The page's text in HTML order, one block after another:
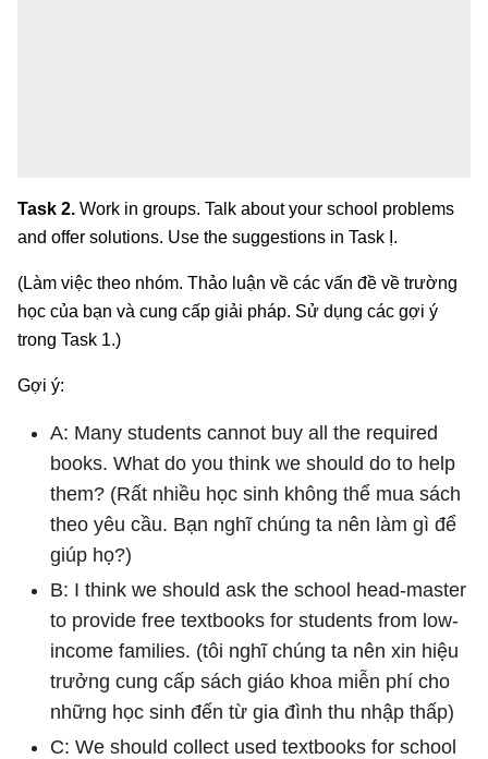
Task 2. Work in groups. Talk about your school problems
and offer solutions. Use the suggestions in Task Ị.
(Làm việc theo nhóm. Thảo luận về các vấn đề về trường
học của bạn và cung cấp giải pháp. Sử dụng các gợi ý
trong Task 1.)
Gợi ý:
A: Many students cannot buy all the required
books. What do you think we should do to help
them? (Rất nhiều học sinh không thể mua sách
theo yêu cầu. Bạn nghĩ chúng ta nên làm gì để
giúp họ?)
B: I think we should ask the school head-master
to provide free textbooks for students from low-
income families. (tôi nghĩ chúng ta nên xin hiệu
trưởng cung cấp sách giáo khoa miễn phí cho
những học sinh đến từ gia đình thu nhập thấp)
C: We should collect used textbooks for school